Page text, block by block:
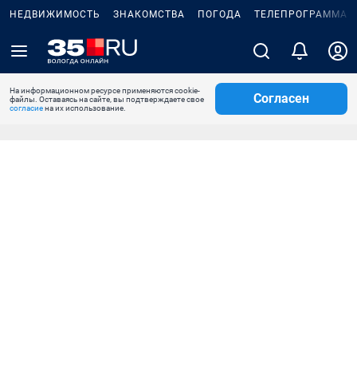
НЕДВИЖИМОСТЬ ЗНАКОМСТВА ПОГОДА ТЕЛЕПРОГРАММА
На информационном ресурсе применяются cookie-
файлы. Оставаясь на сайте, вы подтверждаете свое
согласиена их использование.
Согласен